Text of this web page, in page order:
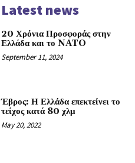
Latest news
20 Χρόνια Προσφοράς στην
Ελλάδα και το NATO
September 11, 2024
Έβρος: Η Ελλάδα επεκτείνει το
τείχος κατά 80 χλμ
May 20, 2022